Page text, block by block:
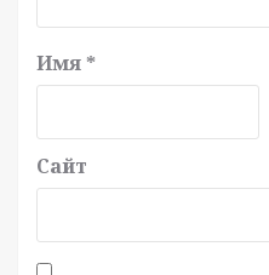
Имя *
Сайт